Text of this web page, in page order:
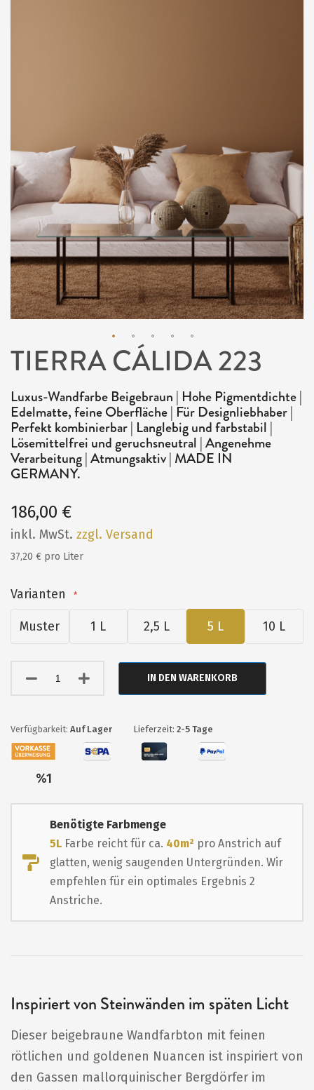
Zum
der
Bildergalerie
springen
TIERRA CÁLIDA 223
Luxus-Wandfarbe Beigebraun | Hohe Pigmentdichte |
Edelmatte, feine Oberfläche | Für Designliebhaber |
Perfekt kombinierbar | Langlebig und farbstabil |
Lösemittelfrei und geruchsneutral | Angenehme
Verarbeitung | Atmungsaktiv | MADE IN
GERMANY.
186,00 €
inkl. MwSt. zzgl. Versand
37,20 € pro Liter
Varianten
Muster 1 L 2,5 L 5 L 10 L
IN DEN WARENKORB
Auf Lager Lieferzeit: 2-5 Tage
%1
Benötigte Farbmenge
5L Farbe reicht für ca. 40m² pro Anstrich auf
glatten, wenig saugenden Untergründen. Wir
empfehlen für ein optimales Ergebnis 2
Anstriche.
Inspiriert von Steinwänden im späten Licht
Dieser beigebraune Wandfarbton mit feinen
rötlichen und goldenen Nuancen ist inspiriert von
den Gassen mallorquinischer Bergdörfer im